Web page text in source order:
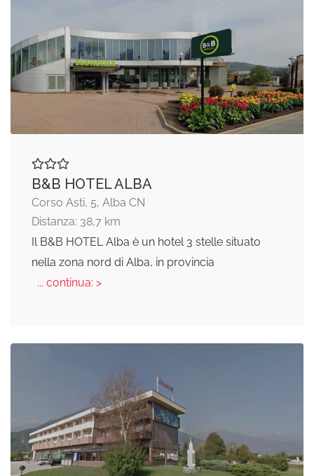
B&B HOTEL ALBA
Corso Asti, 5, Alba CN
Distanza: 38,7 km
Il B&B HOTEL Alba è un hotel 3 stelle situato
nella zona nord di Alba, in provincia
... continua: >